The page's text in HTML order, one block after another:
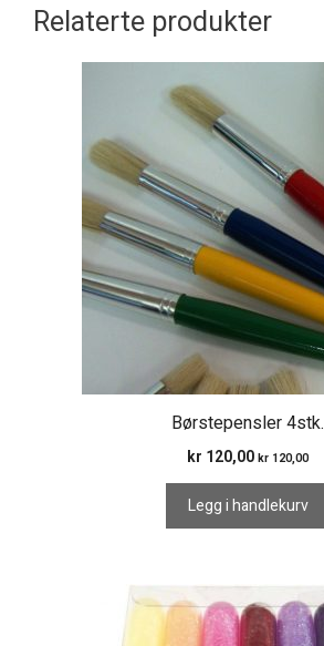
Relaterte produkter
Børstepensler 4stk.
kr 120,00 kr 120,00
Legg i handlekurv